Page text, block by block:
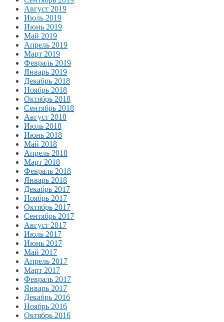
Август 2019
Июль 2019
Июнь 2019
Май 2019
Апрель 2019
Март 2019
Февраль 2019
Январь 2019
Декабрь 2018
Ноябрь 2018
Октябрь 2018
Сентябрь 2018
Август 2018
Июль 2018
Июнь 2018
Май 2018
Апрель 2018
Март 2018
Февраль 2018
Январь 2018
Декабрь 2017
Ноябрь 2017
Октябрь 2017
Сентябрь 2017
Август 2017
Июль 2017
Июнь 2017
Май 2017
Апрель 2017
Март 2017
Февраль 2017
Январь 2017
Декабрь 2016
Ноябрь 2016
Октябрь 2016